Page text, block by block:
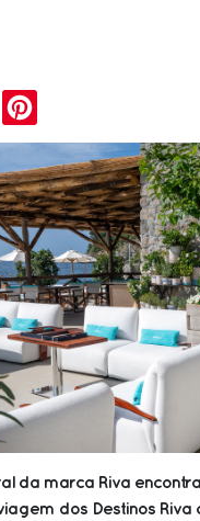
Telegram
da marca Riva
dos Destinos Riva